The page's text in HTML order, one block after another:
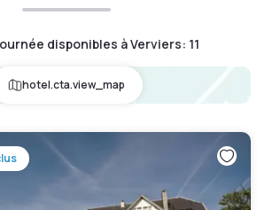
disponibles à Verviers: 11
hotel.cta.view_map